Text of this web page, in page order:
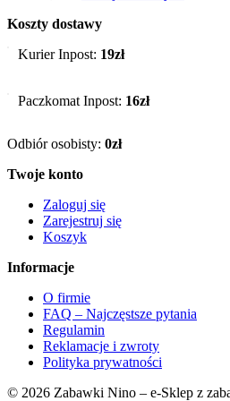
Koszty dostawy
Kurier Inpost: 19zł
Paczkomat Inpost: 16zł
Odbiór osobisty: 0zł
Twoje konto
Zaloguj się
Zarejestruj się
Koszyk
Informacje
O firmie
FAQ – Najczęstsze pytania
Regulamin
Reklamacje i zwroty
Polityka prywatności
© 2026 Zabawki Nino – e-Sklep z